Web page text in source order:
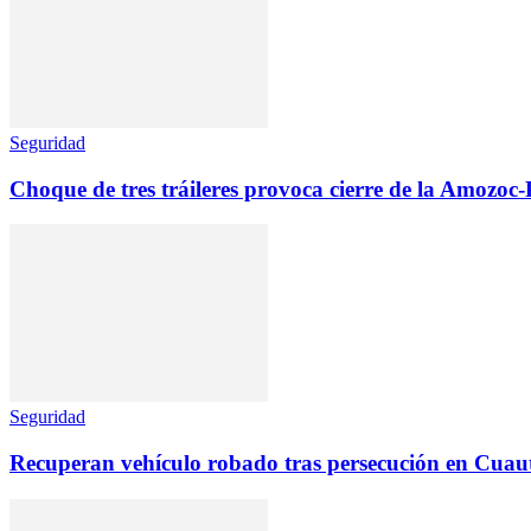
Seguridad
Choque de tres tráileres provoca cierre de la Amozoc-
Seguridad
Recuperan vehículo robado tras persecución en